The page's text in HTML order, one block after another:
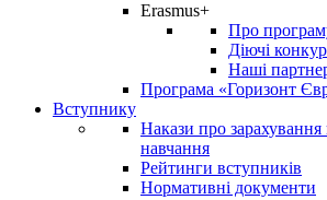
Erasmus+
Про
Діючі
Наші
Програма «Горизонт
Вступнику
Накази про зарахування
навчання
Рейтинги вступників
Нормативні документи